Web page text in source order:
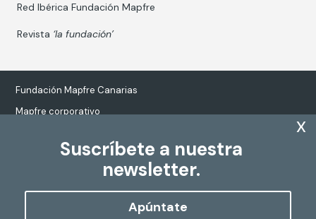
Suscríbete a nuestra
newsletter.
Apúntate
x
Red Ibérica Fundación Mapfre
Revista ‘la fundación’
Fundación Mapfre Canarias
Mapfre corporativo
Tratamiento de datos personales
Política de Cookies